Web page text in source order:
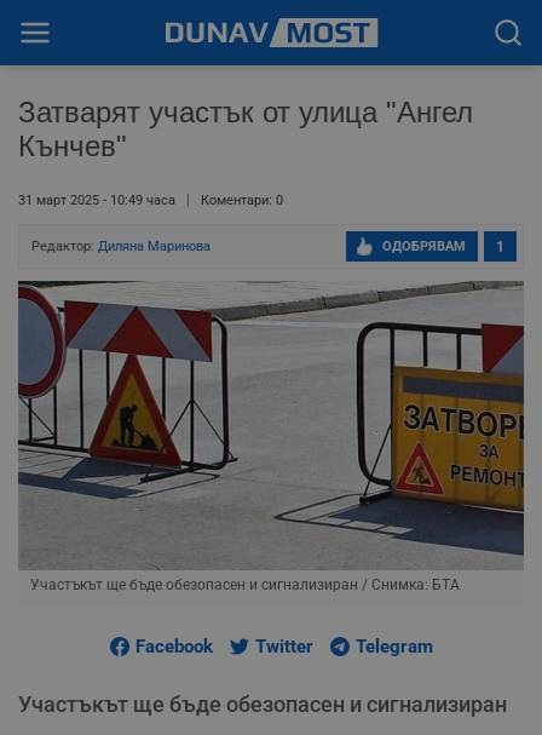
Затварят участък от улица "Ангел
Кънчев"
31 март 2025 - 10:49 часа Коментари: 0
Редактор: Диляна Маринова 1
ОДОБРЯВАМ
Участъкът ще бъде обезопасен и сигнализиран / Снимка: БТА
Facebook Twitter Telegram
Участъкът ще бъде обезопасен и сигнализиран